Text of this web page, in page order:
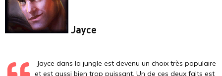
Jayce
Jayce dans la jungle est devenu un choix très populaire
et est aussi bien trop puissant. Un de ces deux faits est